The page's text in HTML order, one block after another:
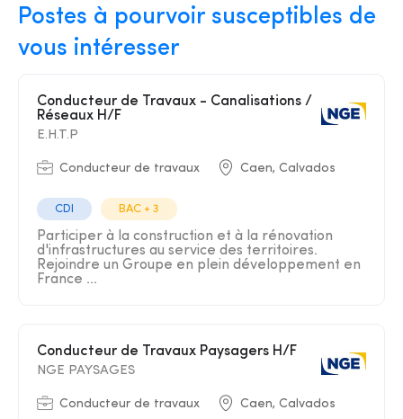
Postes à pourvoir susceptibles de
vous intéresser
Conducteur de Travaux - Canalisations /
Réseaux H/F
E.H.T.P
Conducteur de travaux Caen, Calvados
CDI BAC + 3
Participer à la construction et à la rénovation
d'infrastructures au service des territoires.
Rejoindre un Groupe en plein développement en
France ...
Conducteur de Travaux Paysagers H/F
NGE PAYSAGES
Conducteur de travaux Caen, Calvados